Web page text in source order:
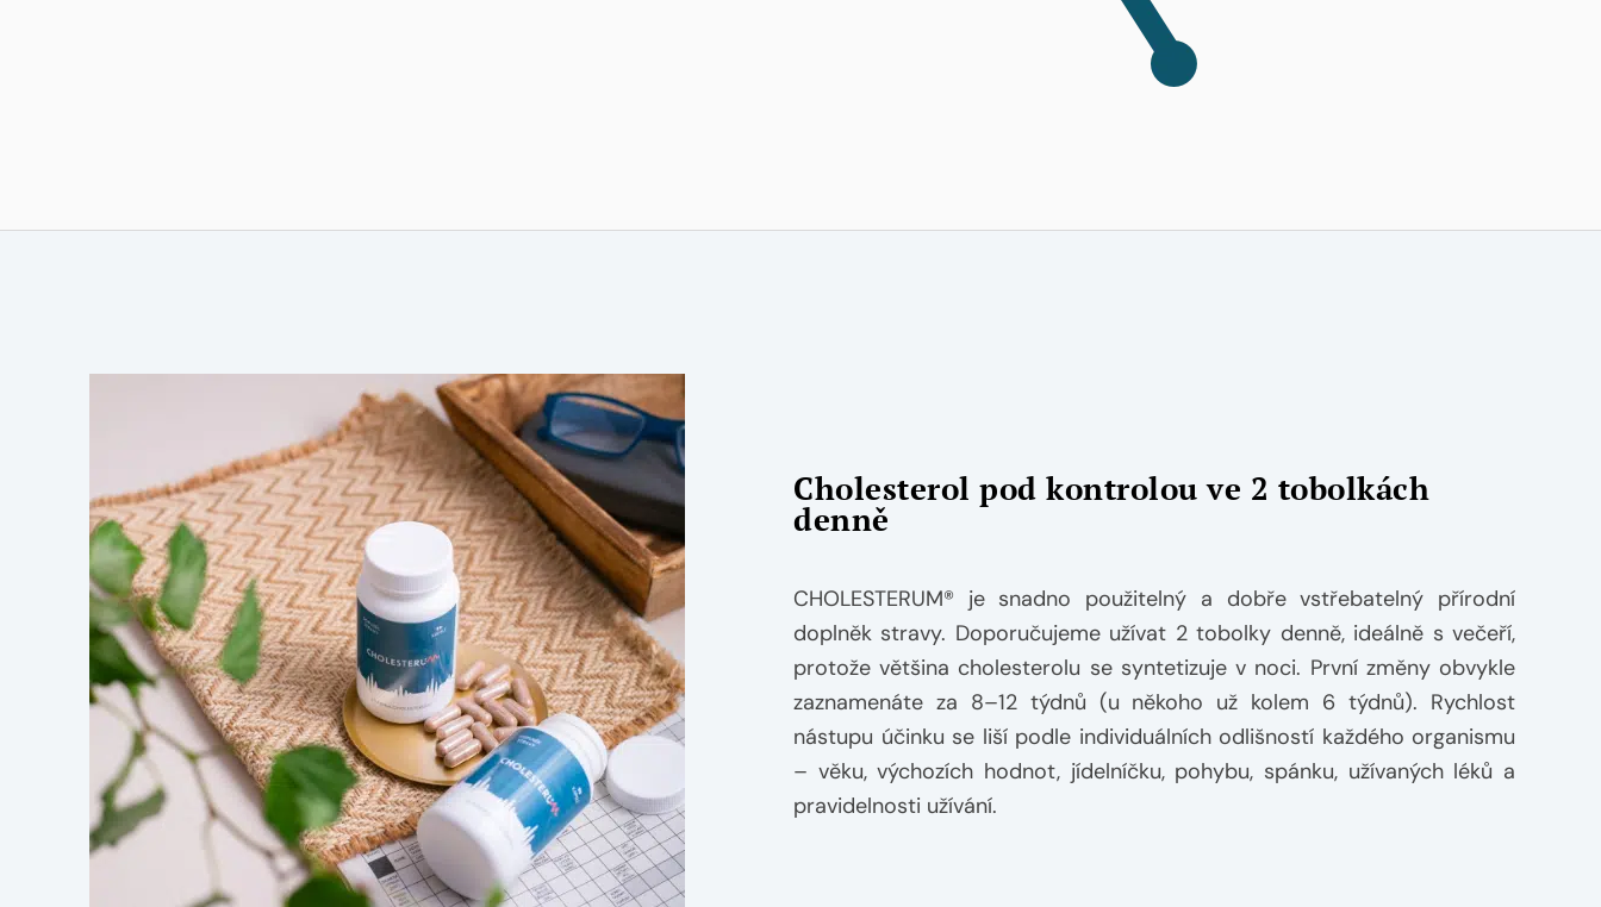
Cholesterol pod kontrolou ve 2 tobolkách
denně
CHOLESTERUM® je snadno použitelný a dobře vstřebatelný přírodní
doplněk stravy. Doporučujeme užívat 2 tobolky denně, ideálně s večeří,
protože většina cholesterolu se syntetizuje v noci. První změny obvykle
zaznamenáte za 8–12 týdnů (u někoho už kolem 6 týdnů). Rychlost
nástupu účinku se liší podle individuálních odlišností každého organismu
– věku, výchozích hodnot, jídelníčku, pohybu, spánku, užívaných léků a
pravidelnosti užívání.